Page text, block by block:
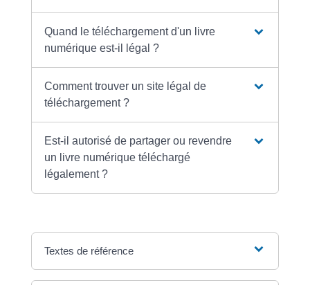
Quand le téléchargement d'un livre
numérique est-il légal ?
Comment trouver un site légal de
téléchargement ?
Est-il autorisé de partager ou revendre
un livre numérique téléchargé
légalement ?
Textes de référence